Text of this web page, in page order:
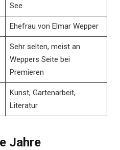
See
Ehefrau von Elmar Wepper
Sehr selten, meist an
Weppers Seite bei
Premieren
Kunst, Gartenarbeit,
Literatur
Jahre